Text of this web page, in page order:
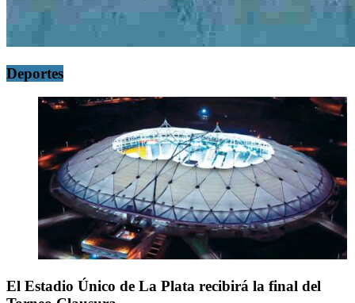
Deportes
El Estadio Único de La Plata recibirá la final del